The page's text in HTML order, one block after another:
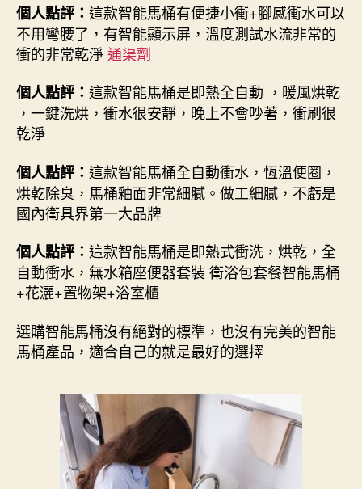
個人點評： 這款智能馬桶有便捷小衝+腳感衝水可以
不用彎腰了，有智能顯示屏，溫度測試水流非常的
衝的非常乾淨通渠劑
個人點評： 這款智能馬桶是即熱全自動 ，暖風烘乾
，一鍵洗烘，衝水很安靜，晚上不會吵著，衝刷很
乾淨
個人點評： 這款智能馬桶全自動衝水，恆溫便圈，
烘乾除臭，馬桶釉面非常細膩。做工細膩，不虧是
國內衛具界第一大品牌
個人點評： 這款智能馬桶是即熱式衝洗，烘乾，全
自動衝水，無水箱座便器套裝 衛浴包套餐智能馬桶
+花灑+置物架+浴室櫃
選購智能馬桶沒有絕對的標準，也沒有完美的智能
馬桶產品，適合自己的就是最好的選擇